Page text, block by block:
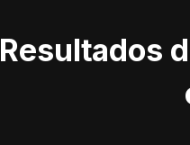
Resultados